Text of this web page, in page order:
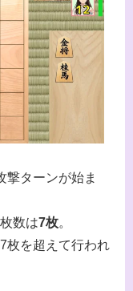
撃ターンが始ま
数は7枚。
枚を超えて行われ